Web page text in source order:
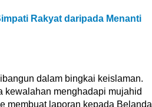
Rakyat daripada Menanti
dalam bingkai keislaman.
kewalahan menghadapi mujahid
membuat laporan kepada Belanda